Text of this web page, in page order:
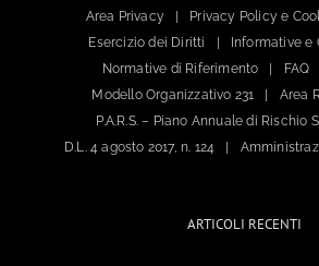
Area Privacy
Privacy Policy e
Esercizio dei Diritti
Informative e
Normative di Riferimento
FAQ
Modello Organizzativo 231
Area
P.A.R.S. – Piano Annuale di Rischio
D.L. 4 agosto 2017, n. 124
ARTICOLI RECENTI